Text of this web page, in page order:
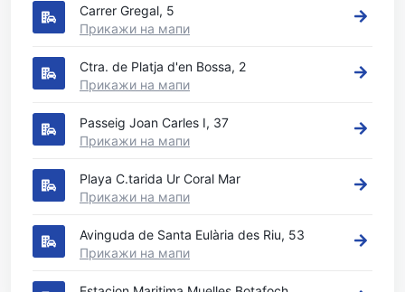
Carrer Gregal, 5
Прикажи на мапи
Ctra. de Platja d'en Bossa, 2
Прикажи на мапи
Passeig Joan Carles I, 37
Прикажи на мапи
Playa C.tarida Ur Coral Mar
Прикажи на мапи
Avinguda de Santa Eulària des Riu, 53
Прикажи на мапи